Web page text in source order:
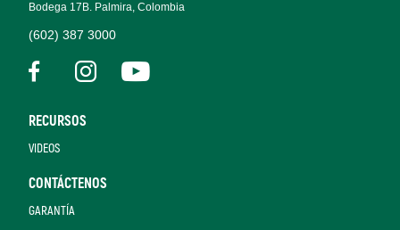
Bodega 17B. Palmira, Colombia
(602) 387 3000
RECURSOS
VIDEOS
CONTÁCTENOS
GARANTÍA